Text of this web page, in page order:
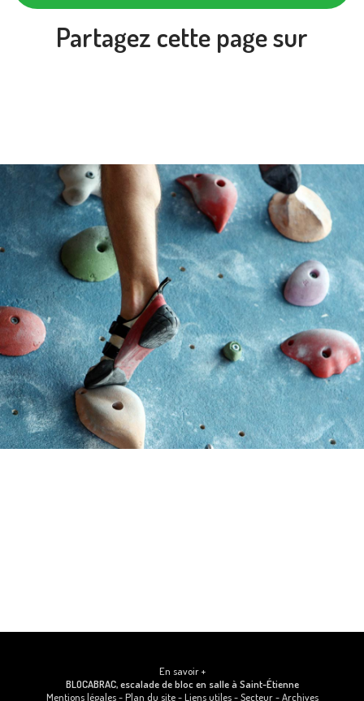
Partagez cette page sur
En savoir +
BLOCABRAC, escalade de bloc en salleà Saint-Étienne
Mentions légales-Plan du site-Liens utiles-Secteur-Archives